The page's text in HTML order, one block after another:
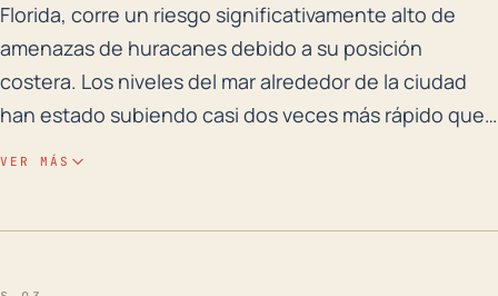
Florida, corre un riesgo significativamente alto de
amenazas de huracanes debido a su posición
costera. Los niveles del mar alrededor de la ciudad
han estado subiendo casi dos veces más rápido que
el promedio global y la baja elevación de la ciudad la
VER MÁS